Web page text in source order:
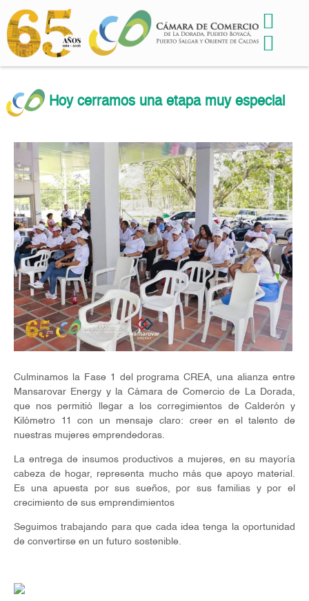
Hoy cerramos una etapa muy especial
Culminamos la Fase 1 del programa CREA, una alianza entre
Mansarovar Energy y la Cámara de Comercio de La Dorada,
que nos permitió llegar a los corregimientos de Calderón y
Kilómetro 11 con un mensaje claro: creer en el talento de
nuestras mujeres emprendedoras.
La entrega de insumos productivos a mujeres, en su mayoría
cabeza de hogar, representa mucho más que apoyo material.
Es una apuesta por sus sueños, por sus familias y por el
crecimiento de sus emprendimientos
Seguimos trabajando para que cada idea tenga la oportunidad
de convertirse en un futuro sostenible.